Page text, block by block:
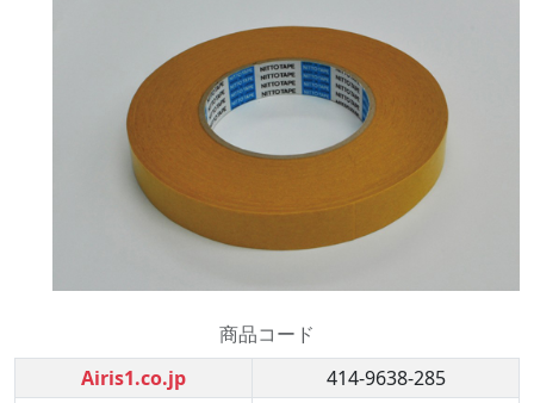
商品コード
Airis1.co.jp
414-9638-285